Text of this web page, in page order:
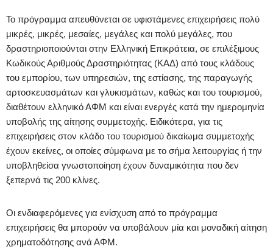
Το πρόγραμμα απευθύνεται σε υφιστάμενες επιχειρήσεις πολύ
μικρές, μικρές, μεσαίες, μεγάλες και πολύ μεγάλες, που
δραστηριοποιούνται στην Ελληνική Επικράτεια, σε επιλέξιμους
Κωδικούς Αριθμούς Δραστηριότητας (ΚΑΔ) από τους κλάδους
του εμπορίου, των υπηρεσιών, της εστίασης, της παραγωγής
αρτοσκευασμάτων και γλυκισμάτων, καθώς και του τουρισμού,
διαθέτουν ελληνικό ΑΦΜ και είναι ενεργές κατά την ημερομηνία
υποβολής της αίτησης συμμετοχής. Ειδικότερα, για τις
επιχειρήσεις στον κλάδο του τουρισμού δικαίωμα συμμετοχής
έχουν εκείνες, οι οποίες σύμφωνα με το σήμα λειτουργίας ή την
υποβληθείσα γνωστοποίηση έχουν δυναμικότητα που δεν
ξεπερνά τις 200 κλίνες.
Οι ενδιαφερόμενες για ενίσχυση από το πρόγραμμα
επιχειρήσεις θα μπορούν να υποβάλουν μία και μοναδική αίτηση
χρηματοδότησης ανά ΑΦΜ.